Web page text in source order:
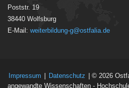
Poststr. 19
38440 Wolfsburg
E-Mail: weiterbildung-g@ostfalia.de
Impressum Datenschutz
| © 2026
angewandte Wissenschaften -